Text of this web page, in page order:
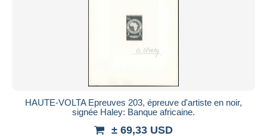
HAUTE-VOLTA Epreuves 203, épreuve d'artiste en noir,
signée Haley: Banque africaine.
± 69,33 USD